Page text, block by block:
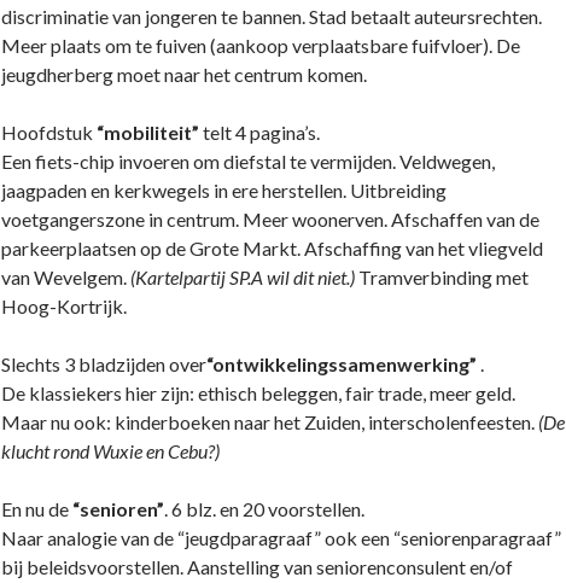
discriminatie van jongeren te bannen. Stad betaalt auteursrechten.
Meer plaats om te fuiven (aankoop verplaatsbare fuifvloer). De
jeugdherberg moet naar het centrum komen.
Hoofdstuk “mobiliteit” telt 4 pagina’s.
Een fiets-chip invoeren om diefstal te vermijden. Veldwegen,
jaagpaden en kerkwegels in ere herstellen. Uitbreiding
voetgangerszone in centrum. Meer woonerven. Afschaffen van de
parkeerplaatsen op de Grote Markt. Afschaffing van het vliegveld
van Wevelgem. (Kartelpartij SP.A wil dit niet.) Tramverbinding met
Hoog-Kortrijk.
Slechts 3 bladzijden over“ontwikkelingssamenwerking” .
De klassiekers hier zijn: ethisch beleggen, fair trade, meer geld.
Maar nu ook: kinderboeken naar het Zuiden, interscholenfeesten. (De
klucht rond Wuxie en Cebu?)
En nu de “senioren”. 6 blz. en 20 voorstellen.
Naar analogie van de “jeugdparagraaf” ook een “seniorenparagraaf”
bij beleidsvoorstellen. Aanstelling van seniorenconsulent en/of